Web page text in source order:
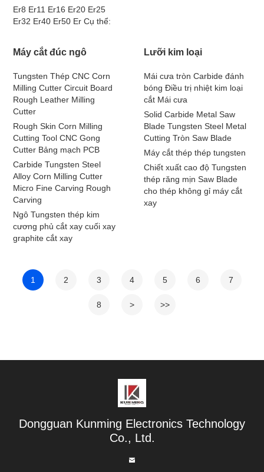
Er8 Er11 Er16 Er20 Er25
Er32 Er40 Er50 Er Cụ thể:
Máy cắt đúc ngô
Tungsten Thép CNC Corn
Milling Cutter Circuit Board
Rough Leather Milling
Cutter
Rough Skin Corn Milling
Cutting Tool CNC Gong
Cutter Bảng mạch PCB
Carbide Tungsten Steel
Alloy Corn Milling Cutter
Micro Fine Carving Rough
Carving
Ngô Tungsten thép kim
cương phủ cắt xay cuối xay
graphite cắt xay
Lưỡi kim loại
Mái cưa tròn Carbide đánh
bóng Điều trị nhiệt kim loại
cắt Mái cưa
Solid Carbide Metal Saw
Blade Tungsten Steel Metal
Cutting Tròn Saw Blade
Máy cắt thép thép tungsten
Chiết xuất cao độ Tungsten
thép răng mịn Saw Blade
cho thép không gỉ máy cắt
xay
1 2 3 4 5 6 7
8 > >>
Dongguan Kunming Electronics Technology
Co., Ltd.